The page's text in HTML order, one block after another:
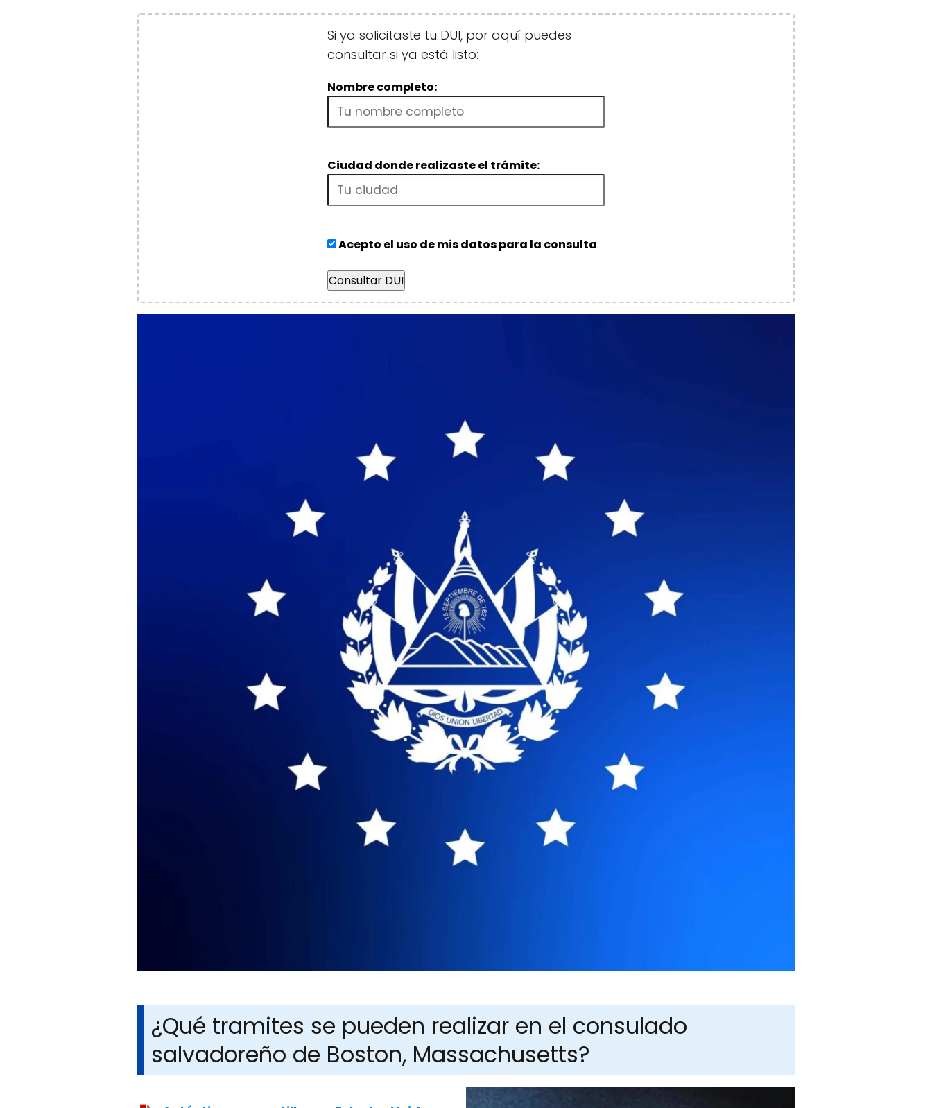
Si ya solicitaste tu DUI, por aquí puedes
consultar si ya está listo:
Nombre completo:
Ciudad donde realizaste el trámite:
Acepto el uso de mis datos para la consulta
Consultar DUI
¿Qué tramites se pueden realizar en el consulado
salvadoreño de Boston, Massachusetts?